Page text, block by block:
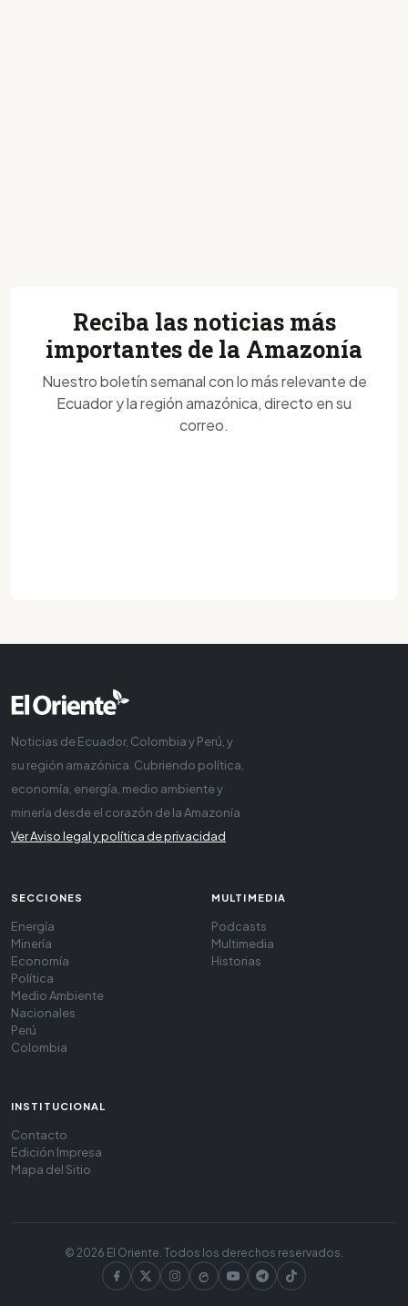
Reciba las noticias más
importantes de la Amazonía
Nuestro boletín semanal con lo más relevante de
Ecuador y la región amazónica, directo en su
correo.
Noticias de Ecuador, Colombia y Perú, y
su región amazónica. Cubriendo política,
economía, energía, medio ambiente y
minería desde el corazón de la Amazonía
Ver Aviso legal y política de privacidad
SECCIONES
Energía
Minería
Economía
Política
Medio Ambiente
Nacionales
Perú
Colombia
MULTIMEDIA
Podcasts
Multimedia
Historias
INSTITUCIONAL
Contacto
Edición Impresa
Mapa del Sitio
© 2026 El Oriente. Todos los derechos reservados.